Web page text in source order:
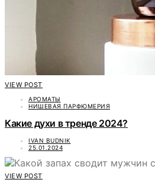
VIEW POST
АРОМАТЫ
НИШЕВАЯ ПАРФЮМЕРИЯ
Какие духи в тренде 2024?
IVAN BUDNIK
25.01.2024
VIEW POST